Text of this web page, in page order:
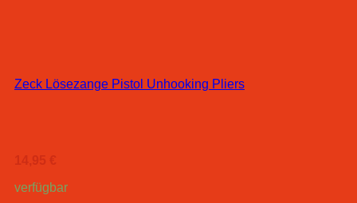
Zeck Lösezange Pistol Unhooking Pliers
14,95 €
verfügbar